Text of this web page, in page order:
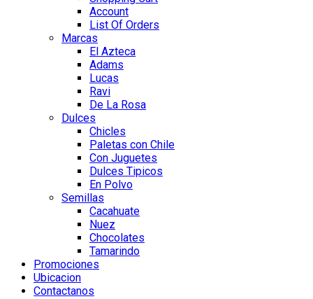
Account
List Of Orders
Marcas
El Azteca
Adams
Lucas
Ravi
De La Rosa
Dulces
Chicles
Paletas con Chile
Con Juguetes
Dulces Tipicos
En Polvo
Semillas
Cacahuate
Nuez
Chocolates
Tamarindo
Promociones
Ubicacion
Contactanos